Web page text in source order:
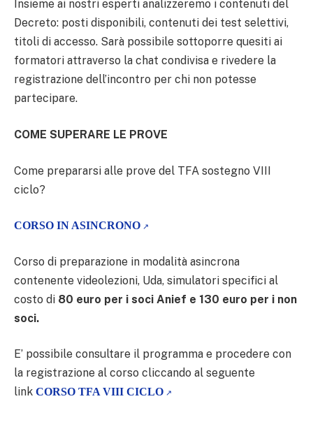
Insieme ai nostri esperti analizzeremo i contenuti del
Decreto: posti disponibili, contenuti dei test selettivi,
titoli di accesso. Sarà possibile sottoporre quesiti ai
formatori attraverso la chat condivisa e rivedere la
registrazione dell’incontro per chi non potesse
partecipare.
COME SUPERARE LE PROVE
Come prepararsi alle prove del TFA sostegno VIII
ciclo?
CORSO IN ASINCRONO
Corso di preparazione in modalità asincrona
contenente videolezioni, Uda, simulatori specifici al
costo di 80 euro per i soci Anief e 130 euro per i non
soci.
E’ possibile consultare il programma e procedere con
la registrazione al corso cliccando al seguente
link CORSO TFA VIII CICLO